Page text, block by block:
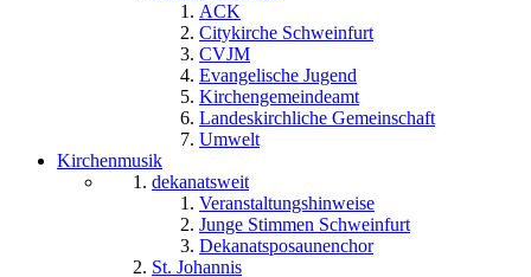
ACK
Citykirche Schweinfurt
CVJM
Evangelische Jugend
Kirchengemeindeamt
Landeskirchliche Gemeinschaft
Umwelt
Kirchenmusik
dekanatsweit
Veranstaltungshinweise
Junge Stimmen Schweinfurt
Dekanatsposaunenchor
St. Johannis